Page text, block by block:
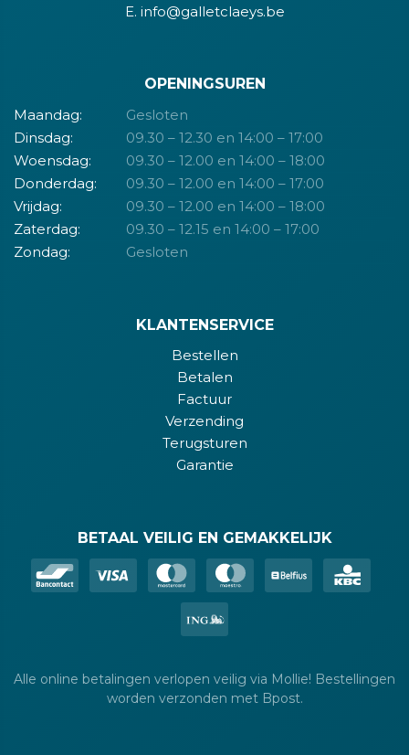
E. info@galletclaeys.be
OPENINGSUREN
Maandag:
Gesloten
Dinsdag:
09.30 – 12.30 en 14:00 – 17:00
Woensdag:
09.30 – 12.00 en 14:00 – 18:00
Donderdag:
09.30 – 12.00 en 14:00 – 17:00
Vrijdag:
09.30 – 12.00 en 14:00 – 18:00
Zaterdag:
09.30 – 12.15 en 14:00 – 17:00
Zondag:
Gesloten
KLANTENSERVICE
Bestellen
Betalen
Factuur
Verzending
Terugsturen
Garantie
BETAAL VEILIG EN GEMAKKELIJK
Alle online betalingen verlopen veilig via Mollie! Bestellingen
worden verzonden met Bpost.